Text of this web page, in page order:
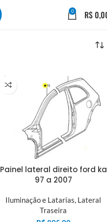
0 R$
Painel lateral direito ford ka
97 a 2007
Iluminação e Latarias, Lateral
Traseira